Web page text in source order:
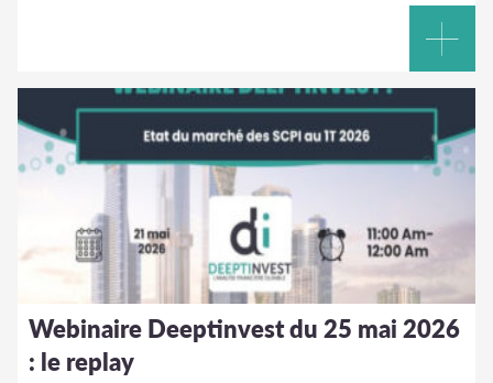
Webinaire Deeptinvest du 25 mai 2026
: le replay